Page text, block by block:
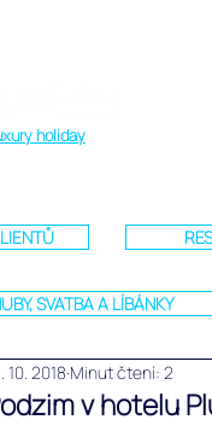
holiday
SVATBA A LÍBÁNKY
v hotelu
10. 2018 Minut čtení: 2